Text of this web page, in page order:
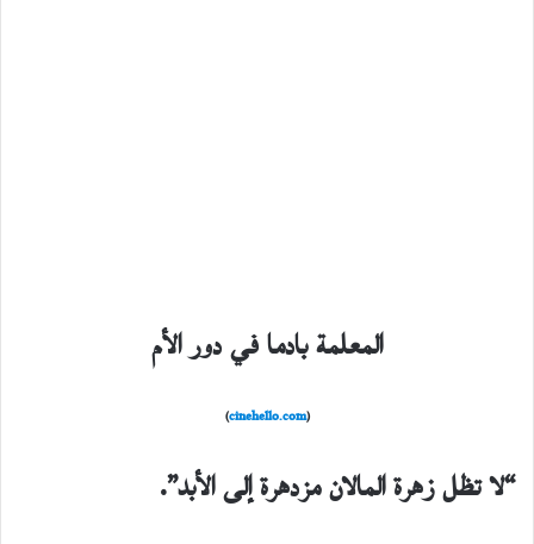
المعلمة بادما في دور الأم
(
cinehello.com
)
“لا تظل زهرة المالان مزدهرة إلى الأبد”.